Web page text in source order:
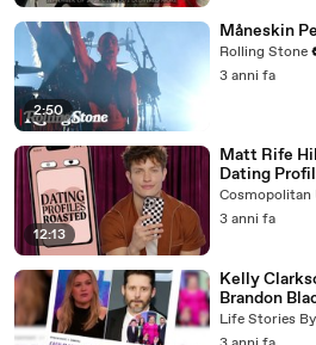
2:50
Måneskin
Rolling Stone
3 anni fa
12:13
Matt Rife
Dating
Cosmopolitan
3 anni fa
Kelly
Brandon
Divorce
Life Stories